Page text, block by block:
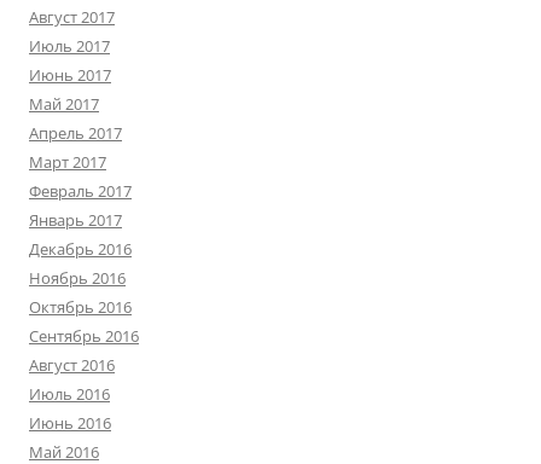
Август 2017
Июль 2017
Июнь 2017
Май 2017
Апрель 2017
Март 2017
Февраль 2017
Январь 2017
Декабрь 2016
Ноябрь 2016
Октябрь 2016
Сентябрь 2016
Август 2016
Июль 2016
Июнь 2016
Май 2016